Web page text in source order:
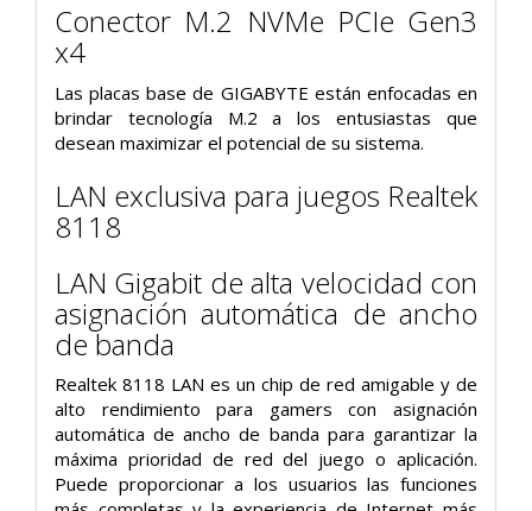
Conector M.2 NVMe PCIe Gen3
x4
Las placas base de GIGABYTE están enfocadas en
brindar tecnología M.2 a los entusiastas que
desean maximizar el potencial de su sistema.
LAN exclusiva para juegos Realtek
8118
LAN Gigabit de alta velocidad con
asignación automática de ancho
de banda
Realtek 8118 LAN es un chip de red amigable y de
alto rendimiento para gamers con asignación
automática de ancho de banda para garantizar la
máxima prioridad de red del juego o aplicación.
Puede proporcionar a los usuarios las funciones